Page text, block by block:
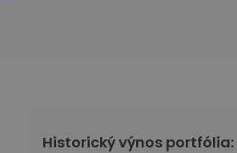
Historický výnos portfólia: